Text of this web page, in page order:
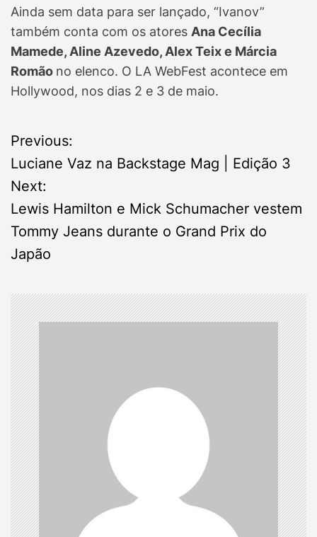
Ainda sem data para ser lançado, “Ivanov”
também conta com os atores Ana Cecília
Mamede, Aline Azevedo, Alex Teix e Márcia
Romão no elenco. O LA WebFest acontece em
Hollywood, nos dias 2 e 3 de maio.
P
o
s
t
a
v
i
g
a
t
i
Previous:
Luciane Vaz na Backstage Mag | Edição 3
Next:
Lewis Hamilton e Mick Schumacher vestem
Tommy Jeans durante o Grand Prix do
Japão